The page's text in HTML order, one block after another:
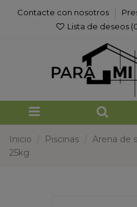
Contacte con nosotros
Lista de deseos (
Inicio Piscinas
Arena de
25kg